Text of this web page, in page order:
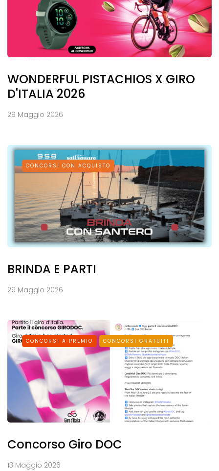
WONDERFUL PISTACHIOS X GIRO
D'ITALIA 2026
29 Maggio 2026
CONCORSI CON ACQUISTO
BRINDA E PARTI
29 Maggio 2026
CONCORSI A PREMIO CONCORSI GRATUITI
Concorso Giro DOC
13 Maggio 2026